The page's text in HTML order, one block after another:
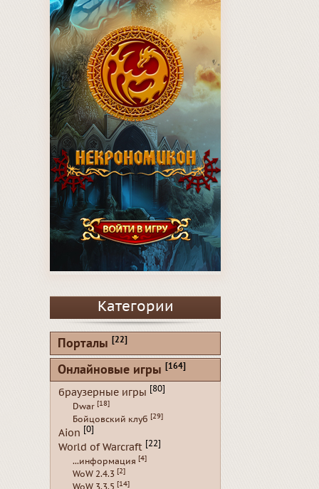
Категории
Порталы [22]
Онлайновые игры [164]
браузерные игры [80]
Dwar [18]
Бойцовский клуб [29]
Aion [0]
World of Warcraft [22]
...информация [4]
WoW 2.4.3 [2]
WoW 3.3.5 [14]